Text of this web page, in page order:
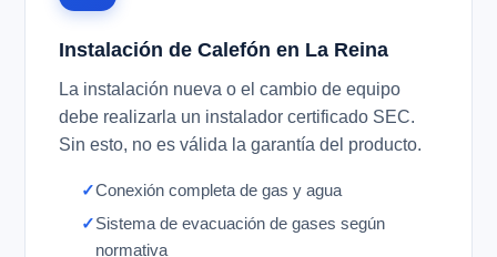
Instalación de Calefón en La Reina
La instalación nueva o el cambio de equipo
debe realizarla un instalador certificado SEC.
Sin esto, no es válida la garantía del producto.
Conexión completa de gas y agua
Sistema de evacuación de gases según
normativa